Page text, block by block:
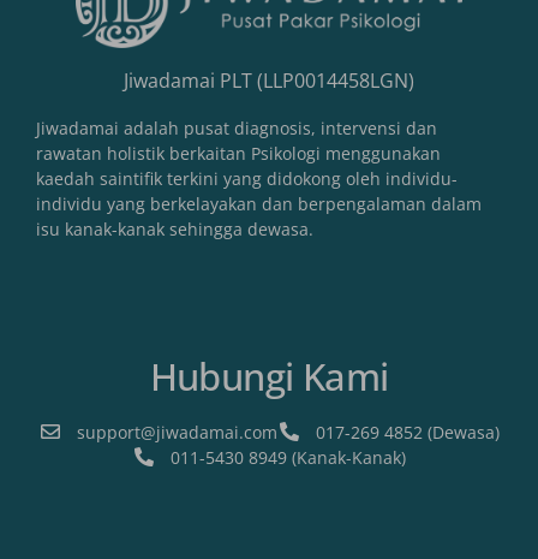
Jiwadamai PLT (LLP0014458LGN)
Jiwadamai adalah pusat diagnosis, intervensi dan
rawatan holistik berkaitan Psikologi menggunakan
kaedah saintifik terkini yang didokong oleh individu-
individu yang berkelayakan dan berpengalaman dalam
isu kanak-kanak sehingga dewasa.
Hubungi Kami
support@jiwadamai.com
017-269 4852 (Dewasa)
011-5430 8949 (Kanak-Kanak)